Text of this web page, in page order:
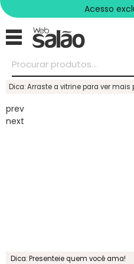
Acesso
Dica: Arraste a vitrine para ver mais
prev
next
Dica: Presenteie quem você ama!